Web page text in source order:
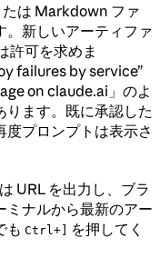
は Markdown ファ
。新しいアーティファ
許可を求めま
failures by service”
on claude.ai」のよ
ります。既に承認した
プロンプトは表示さ
URL を出力し、ブラ
ミナルから最新のアー
も Ctrl+]
を押してく